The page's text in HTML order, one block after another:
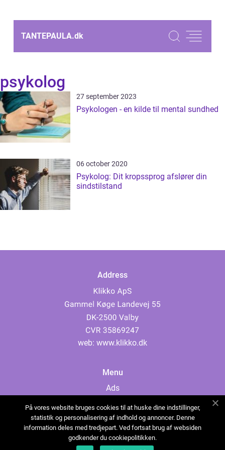
TANTEPAULA.dk
psykolog
27 september 2023
Psykologen - en kilde til mental sundhed
06 october 2020
Psykolog: Dit kropssprog afslører din
sindstilstand
Address
web: www.klikko.dk
Menu
Ads
Cookies
Contact
Sitemap
På vores website bruges cookies til at huske dine indstillinger,
statistik og personalisering af indhold og annoncer. Denne
information deles med tredjepart. Ved fortsat brug af websiden
godkender du cookiepolitikken.